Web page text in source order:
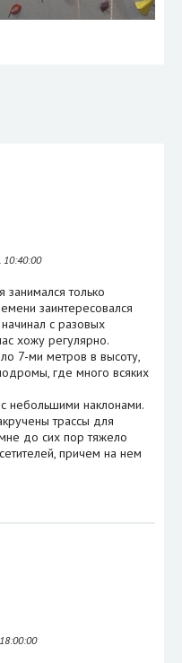
10:40:00
только
заинтересовался
с разовых
хожу регулярно.
7-ми метров в высоту,
где много всяких
небольшими наклонами.
трассы для
до сих пор тяжело
причем на нем